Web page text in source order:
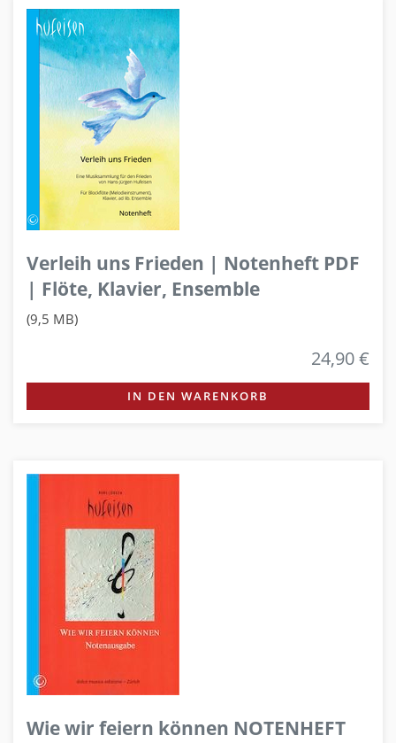
Verleih uns Frieden | Notenheft PDF
| Flöte, Klavier, Ensemble
(9,5 MB)
24,90 €
IN DEN WARENKORB
Wie wir feiern können NOTENHEFT